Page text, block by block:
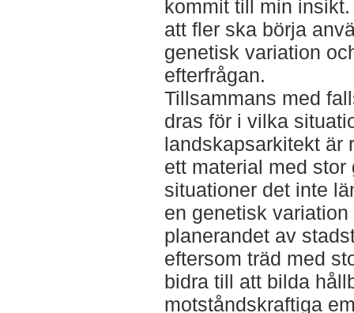
kommit till min
att fler ska börja
genetisk variation
efterfrågan.
Tillsammans med
dras för i vilka
landskapsarkitekt är
ett material med
situationer det inte
en genetisk
planerandet av
eftersom träd med
bidra till att bilda
motståndskraftiga